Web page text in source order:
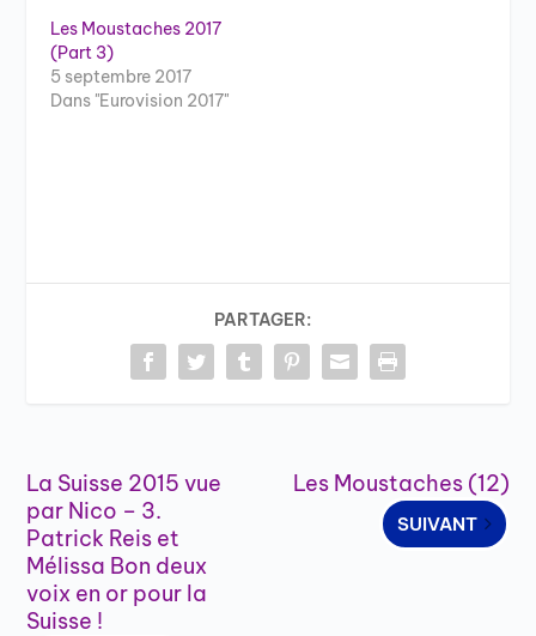
Les Moustaches 2017
(Part 3)
5 septembre 2017
Dans "Eurovision 2017"
PARTAGER:
La Suisse 2015 vue
par Nico – 3.
Patrick Reis et
Mélissa Bon deux
voix en or pour la
Suisse !
Les Moustaches (12)
SUIVANT